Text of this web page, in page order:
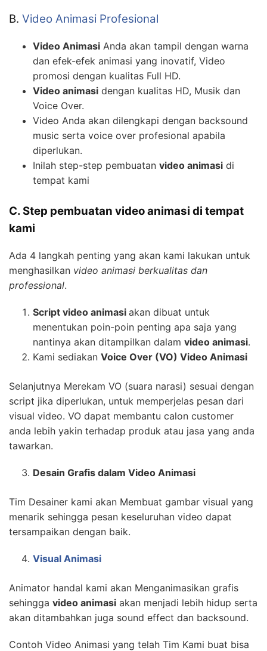
B. Video Animasi Profesional
Video Animasi Anda akan tampil dengan warna
dan efek-efek animasi yang inovatif, Video
promosi dengan kualitas Full HD.
Video animasi dengan kualitas HD, Musik dan
Voice Over.
Video Anda akan dilengkapi dengan backsound
music serta voice over profesional apabila
diperlukan.
Inilah step-step pembuatan video animasi di
tempat kami
C. Step pembuatan video animasi di tempat
kami
Ada 4 langkah penting yang akan kami lakukan untuk
menghasilkan video animasi berkualitas dan
professional.
Script video animasi akan dibuat untuk
menentukan poin-poin penting apa saja yang
nantinya akan ditampilkan dalam video animasi.
Kami sediakan Voice Over (VO) Video Animasi
Selanjutnya Merekam VO (suara narasi) sesuai dengan
script jika diperlukan, untuk memperjelas pesan dari
visual video. VO dapat membantu calon customer
anda lebih yakin terhadap produk atau jasa yang anda
tawarkan.
Desain Grafis dalam Video Animasi
Tim Desainer kami akan Membuat gambar visual yang
menarik sehingga pesan keseluruhan video dapat
tersampaikan dengan baik.
Visual Animasi
Animator handal kami akan Menganimasikan grafis
sehingga video animasi akan menjadi lebih hidup serta
akan ditambahkan juga sound effect dan backsound.
Contoh Video Animasi yang telah Tim Kami buat bisa